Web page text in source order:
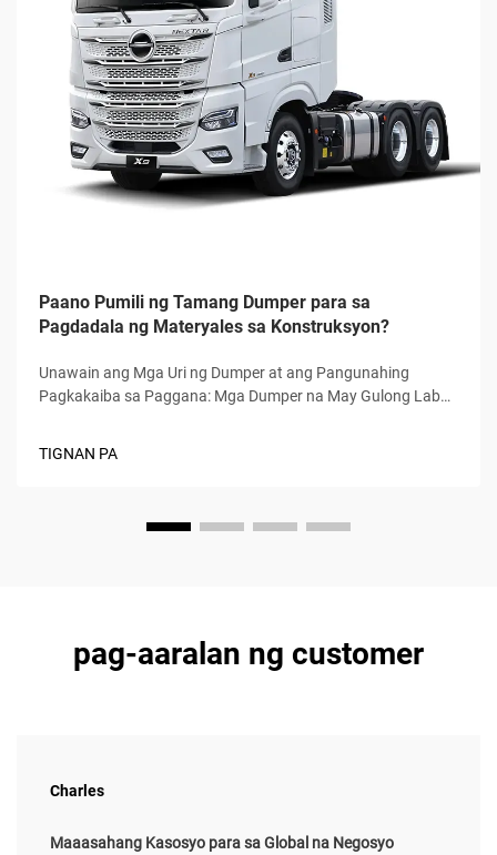
Paano Pumili ng Tamang Dumper para sa
Pagdadala ng Materyales sa Konstruksyon?
Unawain ang Mga Uri ng Dumper at ang Pangunahing
Pagkakaiba sa Paggana: Mga Dumper na May Gulong Laban
TIGNAN PA
pag-aaralan ng customer
Charles
Maaasahang Kasosyo para sa Global na Negosyo